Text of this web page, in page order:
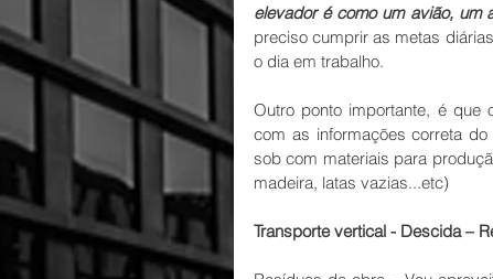
elevador é como um avião, um
preciso cumprir as metas
o dia em trabalho.
Outro ponto importante, é que
com as informações correta
sob com materiais para
madeira, latas vazias...etc)
Transporte vertical - Descida –